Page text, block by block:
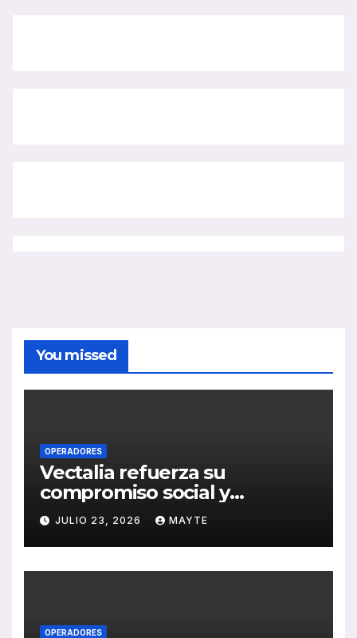
You missed
OPERADORES
Vectalia refuerza su
compromiso social y
medioambiental con la
publicación de su Memoria
de RSC 2025
JULIO 23, 2026 MAYTE
OPERADORES